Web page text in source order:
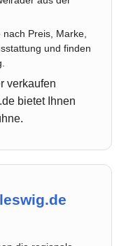
nach Preis, Marke,
und finden
verkaufen
bietet Ihnen